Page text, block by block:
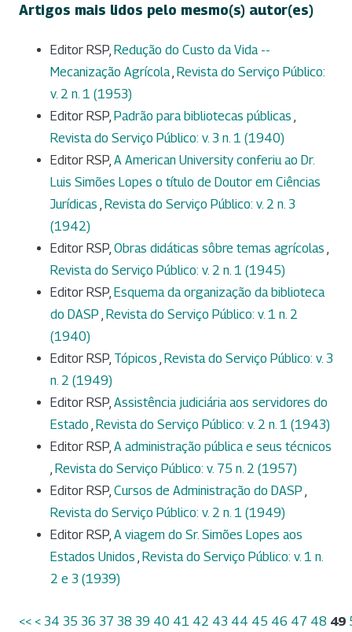
Artigos mais lidos pelo mesmo(s) autor(es)
Editor RSP, Redução do Custo da Vida --
Mecanização Agrícola, Revista do Serviço Público:
v. 2 n. 1 (1953)
Editor RSP, Padrão para bibliotecas públicas ,
Revista do Serviço Público: v. 3 n. 1 (1940)
Editor RSP, A American University conferiu ao Dr.
Luis Simões Lopes o título de Doutor em Ciências
Jurídicas , Revista do Serviço Público: v. 2 n. 3
(1942)
Editor RSP, Obras didáticas sôbre temas agrícolas ,
Revista do Serviço Público: v. 2 n. 1 (1945)
Editor RSP, Esquema da organização da biblioteca
do DASP , Revista do Serviço Público: v. 1 n. 2
(1940)
Editor RSP, Tópicos , Revista do Serviço Público: v. 3
n. 2 (1949)
Editor RSP, Assistência judiciária aos servidores do
Estado , Revista do Serviço Público: v. 2 n. 1 (1943)
Editor RSP, A administração pública e seus técnicos
, Revista do Serviço Público: v. 75 n. 2 (1957)
Editor RSP, Cursos de Administração do DASP ,
Revista do Serviço Público: v. 2 n. 1 (1949)
Editor RSP, A viagem do Sr. Simões Lopes aos
Estados Unidos , Revista do Serviço Público: v. 1 n.
2 e 3 (1939)
<< < 34 35 36 37 38 39 40 41 42 43 44 45 46 47 48 49